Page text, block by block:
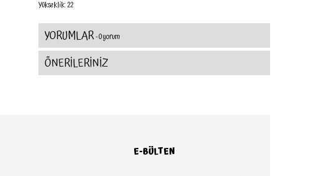
Yükseklik: 22
YORUMLAR- 0 yorum
ÖNERİLERİNİZ
E-BÜLTEN